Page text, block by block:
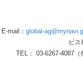
E-mail： global-
ビス
TEL： 03-6267-4087